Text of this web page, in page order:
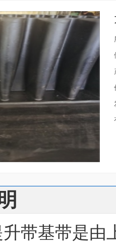
带基带是由